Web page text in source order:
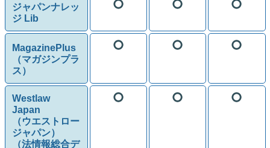
ジャパンナレッ
ジ Lib
MagazinePlus
（マガジンプラ
ス）
Westlaw
Japan
（ウエストロー
ジャパン）
（法情報総合デ